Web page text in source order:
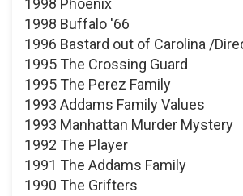
1998 Phoenix
1998 Buffalo '66
1996 Bastard out of Carolina /
1995 The Crossing Guard
1995 The Perez Family
1993 Addams Family Values
1993 Manhattan Murder Mystery
1992 The Player
1991 The Addams Family
1990 The Grifters